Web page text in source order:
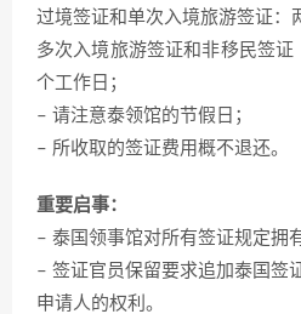
过境签证和单次入境旅游签证：
多次入境旅游签证和非移民签证
个工作日；
– 请注意泰领馆的节假日；
– 所收取的签证费用概不退还。
重要启事：
– 泰国领事馆对所有签证规定拥
– 签证官员保留要求追加泰国签
申请人的权利。